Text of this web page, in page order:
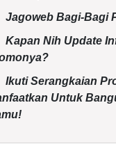
Jagoweb Bagi-Bagi
Kapan Nih Update
Ikuti Serangkaian
Untuk